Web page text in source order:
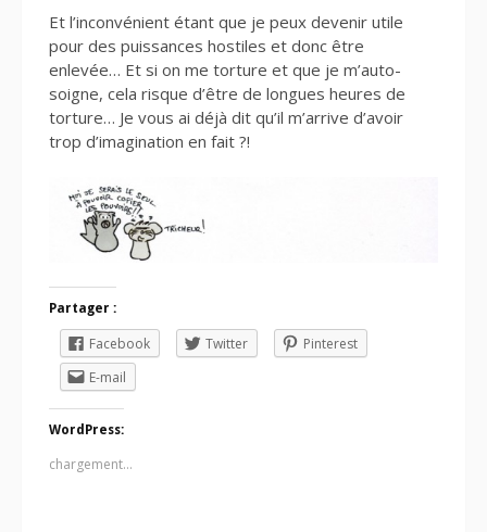
Et l’inconvénient étant que je peux devenir utile
pour des puissances hostiles et donc être
enlevée… Et si on me torture et que je m’auto-
soigne, cela risque d’être de longues heures de
torture… Je vous ai déjà dit qu’il m’arrive d’avoir
trop d’imagination en fait ?!
Partager :
Facebook Twitter
Pinterest
E-mail
WordPress:
chargement…